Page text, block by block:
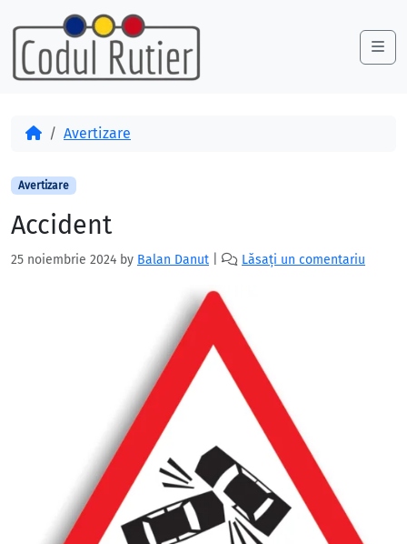
Skip to content
Skip to footer
AcasăAvertizare
Avertizare
Accident
25 noiembrie 2024 by Balan Danut Lăsați un comentariu